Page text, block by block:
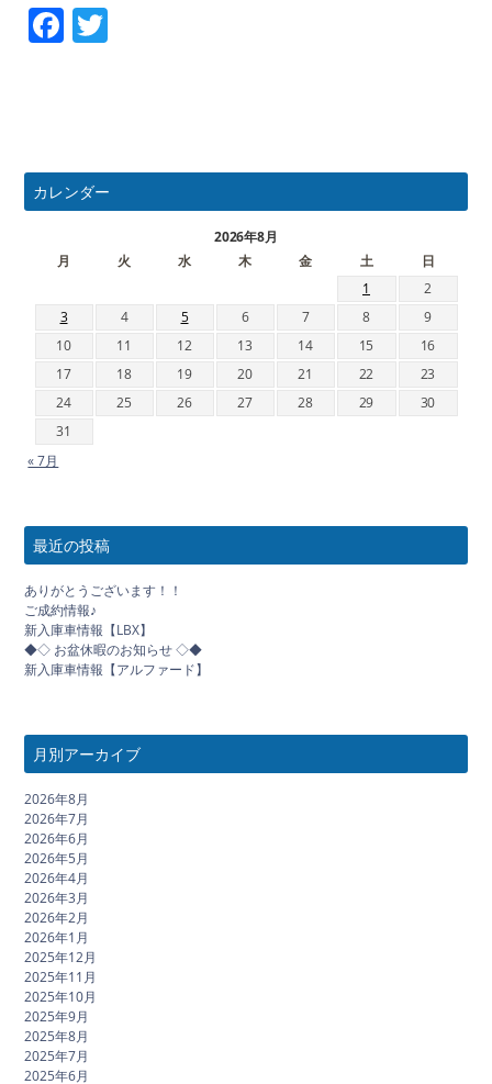
Facebook
カレンダー
2026年8月
月
火 水 木 金 土
日
1
2
3
4 5 6 7 8
9
10
11 12 13 14 15
16
17
18 19 20 21 22
23
24
25 26 27 28 29
30
31
« 7月
最近の投稿
ありがとうございます！！
ご成約情報♪
新入庫車情報【LBX】
◆◇ お盆休暇のお知らせ ◇◆
新入庫車情報【アルファード】
月別アーカイブ
2026年8月
2026年7月
2026年6月
2026年5月
2026年4月
2026年3月
2026年2月
2026年1月
2025年12月
2025年11月
2025年10月
2025年9月
2025年8月
2025年7月
2025年6月